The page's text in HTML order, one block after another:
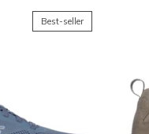
Best-seller